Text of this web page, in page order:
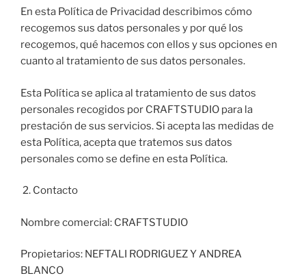
​En esta Política de Privacidad describimos cómo
recogemos sus datos personales y por qué los
recogemos, qué hacemos con ellos y sus opciones en
cuanto al tratamiento de sus datos personales.
​Esta Política se aplica al tratamiento de sus datos
personales recogidos por CRAFTSTUDIO para la
prestación de sus servicios. Si acepta las medidas de
esta Política, acepta que tratemos sus datos
personales como se define en esta Política.
2. Contacto
​Nombre comercial: CRAFTSTUDIO
Propietarios: NEFTALI RODRIGUEZ Y ANDREA
BLANCO